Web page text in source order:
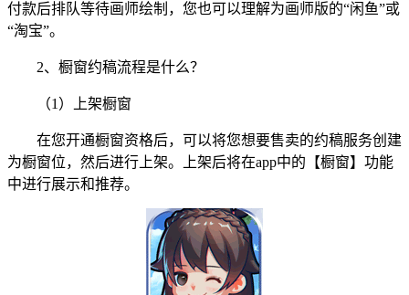
付款后排队等待画师绘制，您也可以理解为画师版的“闲鱼”或
“淘宝”。
2、橱窗约稿流程是什么？
（1）上架橱窗
在您开通橱窗资格后，可以将您想要售卖的约稿服务创建
为橱窗位，然后进行上架。上架后将在app中的【橱窗】功能
中进行展示和推荐。